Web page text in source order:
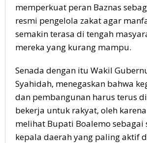
memperkuat peran Baznas
resmi pengelola zakat agar
semakin terasa di tengah
mereka yang kurang mampu.
Senada dengan itu Wakil
Syahidah, menegaskan bahwa
dan pembangunan harus terus
bekerja untuk rakyat, oleh
melihat Bupati Boalemo sebagai
kepala daerah yang paling aktif